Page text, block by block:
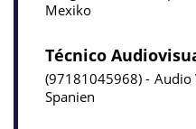
Mexiko
Técnico
97181045968 Audio
Spanien